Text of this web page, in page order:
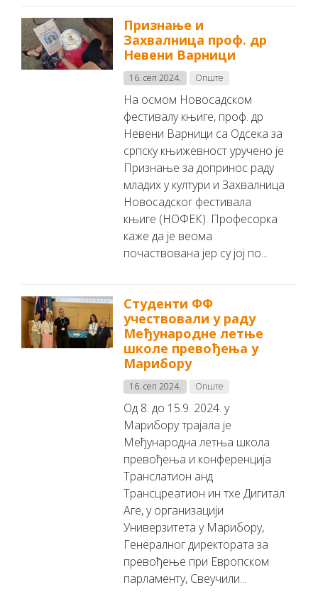
Признање и
Захвалница проф. др
Невени Варници
16. сеп 2024. Опште
На осмом Новосадском
фестивалу књиге, проф. др
Невени Варници са Одсека за
српску књижевност уручено је
Признање за допринос раду
младих у култури и Захвалница
Новосадског фестивала
књиге (НОФЕК). Професорка
каже да је веома
почаствована јер су јој по...
Студенти ФФ
учествовали у раду
Међународне летње
школе превођења у
Марибору
16. сеп 2024. Опште
Од 8. до 15.9. 2024. у
Марибору трајала је
Међународна летња школа
превођења и конференција
Транслатион анд
Трансцреатион ин тхе Дигитал
Аге, у организацији
Универзитета у Марибору,
Генералног директората за
превођење при Европском
парламенту, Свеучили...